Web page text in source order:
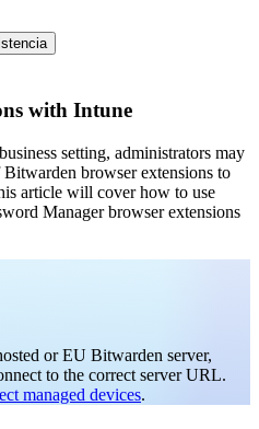
with Intune
setting, administrators may
browser extensions to
article will cover how to use
Manager browser extensions
or EU Bitwarden server,
to the correct server URL.
managed devices.